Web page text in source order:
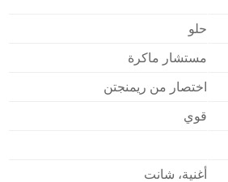
مستشار ماكرة
اختصار من ريمنجتن
قوي
أغنية، شانت